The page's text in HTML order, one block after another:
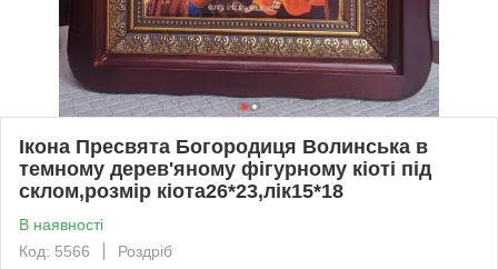
Ікона Пресвята Богородиця Волинська в
темному дерев'яному фігурному кіоті під
склом,розмір кіота26*23,лік15*18
В наявності
Код: 5566
Роздріб